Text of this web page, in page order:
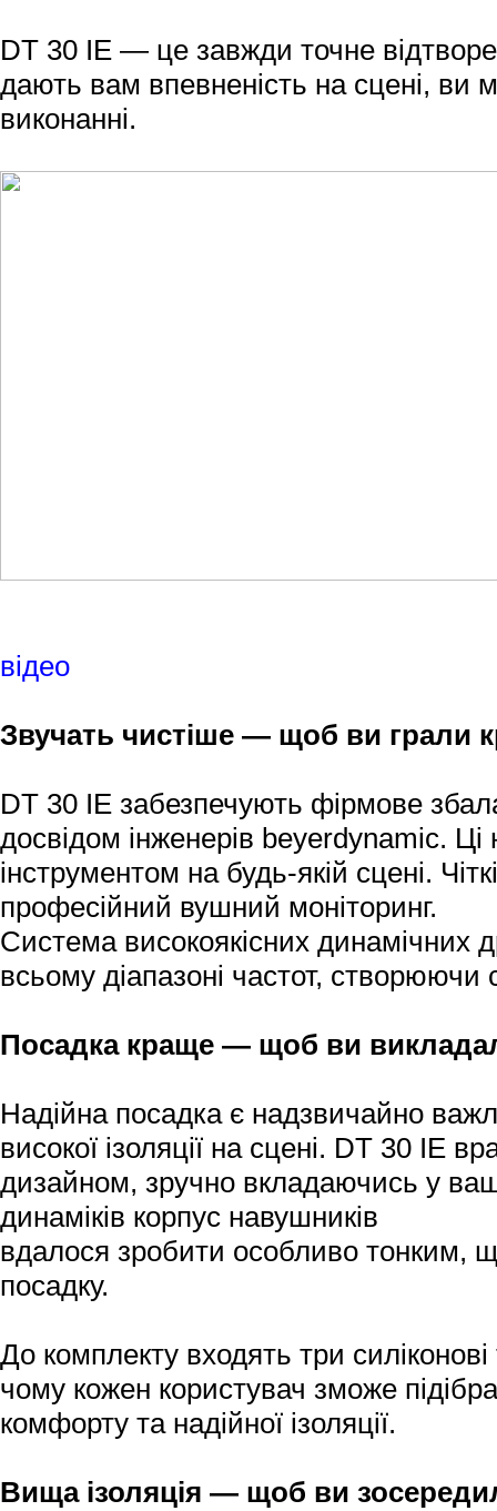
DT 30 IE — це завжди точне
дають вам впевненість на сцені, ви
виконанні.
відео
Звучать чистіше — щоб ви грали
DT 30 IE забезпечують фірмове
досвідом інженерів beyerdynamic.
інструментом на будь-якій сцені.
професійний вушний моніторинг.
Система високоякісних динамічних
всьому діапазоні частот,
Посадка краще — щоб ви
Надійна посадка є надзвичайно
високої ізоляції на сцені. DT 30 IE
дизайном, зручно вкладаючись у
динаміків корпус навушників
вдалося зробити особливо тонким,
посадку.
До комплекту входять три
чому кожен користувач зможе
комфорту та надійної ізоляції.
Вища ізоляція — щоб ви